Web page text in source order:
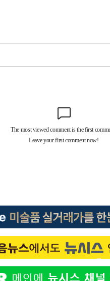
회로 삼겠다"
걱정 안겨드려 죄송"
비
의미보단 팀 위해 뛸
투표 김민석 승리
락 붕괴
1.3억원
일전
명 실종
, 열대야 계속[다음주